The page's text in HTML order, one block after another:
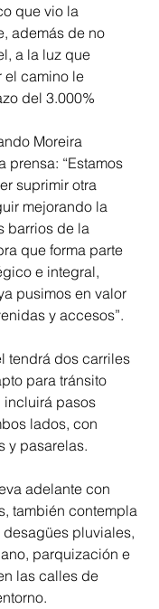
que vio la
además de no
a la luz que
el camino le
del 3.000%
Moreira
prensa: “Estamos
suprimir otra
mejorando la
barrios de la
que forma parte
e integral,
pusimos en valor
y accesos”.
tendrá dos carriles
para tránsito
incluirá pasos
lados, con
y pasarelas.
adelante con
también contempla
pluviales,
parquización e
las calles de